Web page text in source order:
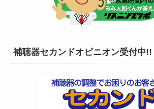
補聴器セカンドオピニオン受付中!!